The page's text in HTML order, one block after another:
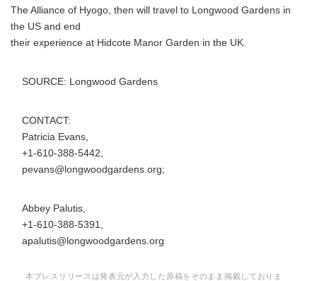
The Alliance of Hyogo, then will travel to Longwood Gardens in
the US and end
their experience at Hidcote Manor Garden in the UK.
SOURCE: Longwood Gardens
CONTACT:
Patricia Evans,
+1-610-388-5442,
pevans@longwoodgardens.org;
Abbey Palutis,
+1-610-388-5391,
apalutis@longwoodgardens.org
本プレスリリースは発表元が入力した原稿をそのまま掲載しておりま